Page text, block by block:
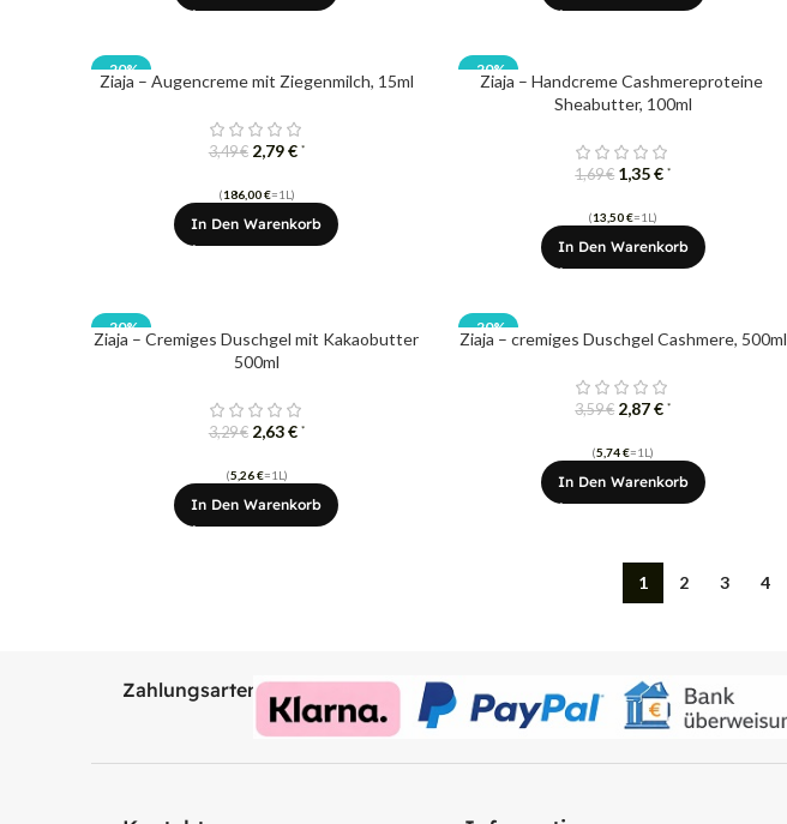
-20%
Ziaja – Augencreme mit Ziegenmilch, 15ml
3,49€ 2,79€ *
(186,00€=1L)
In Den Warenkorb
-20%
Ziaja – Handcreme Cashmereproteine ​​
Sheabutter, 100ml
1,69€ 1,35€ *
(13,50€=1L)
In Den Warenkorb
-20%
Ziaja – Cremiges Duschgel mit Kakaobutter
500ml
3,29€ 2,63€ *
(5,26€=1L)
In Den Warenkorb
-20%
Ziaja – cremiges Duschgel Cashmere, 500ml
3,59€ 2,87€ *
(5,74€=1L)
In Den Warenkorb
1 2 3 4
Zahlungsarten: